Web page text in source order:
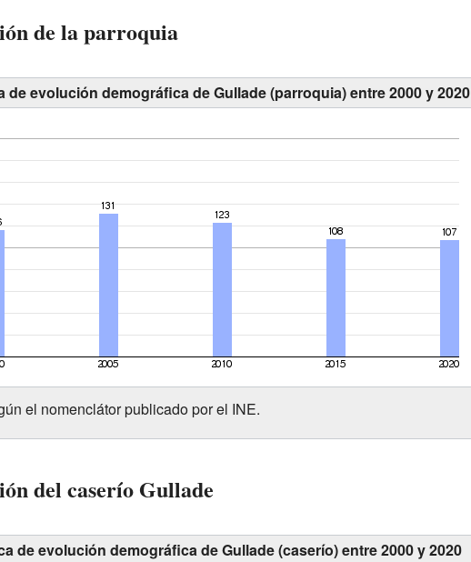
de la parroquia
de evolución demográfica de Gullade (parroquia) entre 2000 y 2020
el nomenclátor publicado por el INE.
del caserío Gullade
de evolución demográfica de Gullade (caserío) entre 2000 y 2020